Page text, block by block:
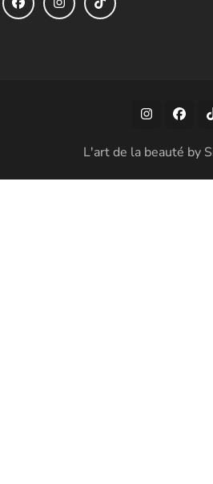
L'art de la beauté by